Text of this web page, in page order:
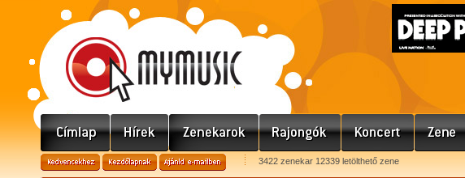
3422 zenekar 12339 letölthető zene